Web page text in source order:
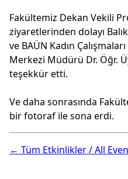
Fakültemiz Dekan Vekili
ziyaretlerinden dolayı
ve BAÜN Kadın
Merkezi Müdürü Dr. Öğr.
teşekkür etti.
Ve daha sonrasında
bir fotoraf ile sona erdi.
← Tüm Etkinlikler / All